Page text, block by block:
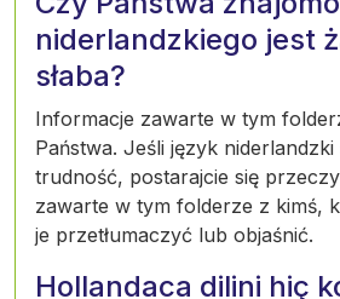
niderlandzkiego jest
słaba?
Informacje zawarte w tym
Państwa. Jeśli język
trudność, postarajcie się
zawarte w tym folderze z kimś,
je przetłumaczyć lub objaśnić.
Hollandaca dilini hiç